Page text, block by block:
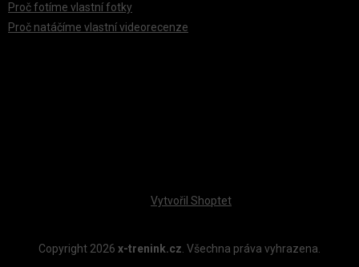
Proč fotíme vlastní fotky
Proč natáčíme vlastní videorecenze
Vytvořil Shoptet
Copyright 2026 x-trenink.cz . Všechna práva vyhrazena.